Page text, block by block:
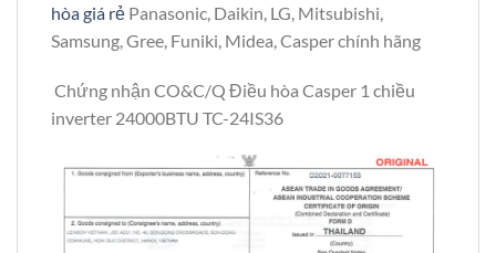
hòa giá rẻ Panasonic, Daikin, LG, Mitsubishi,
Samsung, Gree, Funiki, Midea, Casper chính hãng
Chứng nhận CO&C/Q Điều hòa Casper 1 chiều
inverter 24000BTU TC-24IS36